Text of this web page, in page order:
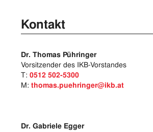
Kontakt
Dr. Thomas Pühringer
Vorsitzender des IKB-Vorstandes
T: 0512 502-5300
M: thomas.puehringer@ikb.at
Dr. Gabriele Egger